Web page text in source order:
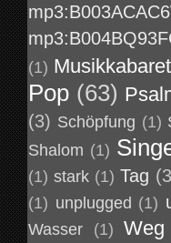
(1)
Pop (63)
(3) Schöpfung (1)
Shalom (1)
(1) stark (1) Tag
(1) unplugged (1)
Wasser (1) Weg